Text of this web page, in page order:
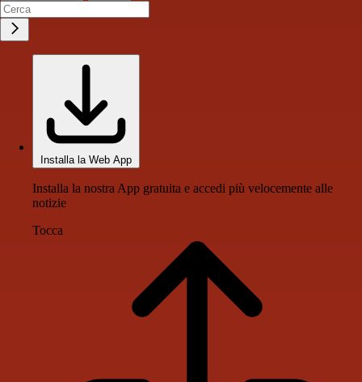
Installa la Web App
Installa la nostra App gratuita e accedi più velocemente alle
notizie
Tocca